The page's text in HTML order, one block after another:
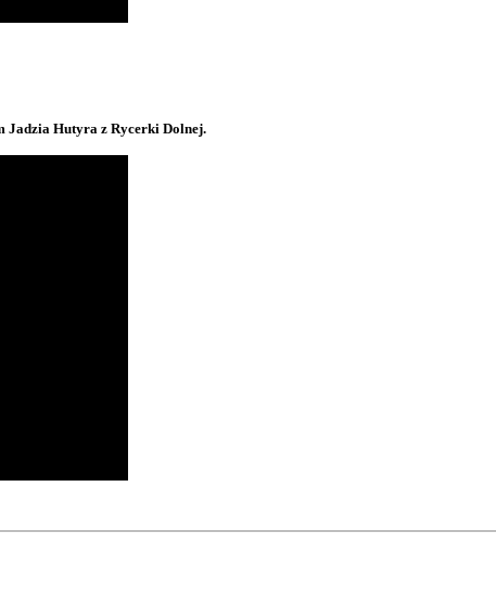
Jadzia Hutyra z Rycerki Dolnej.